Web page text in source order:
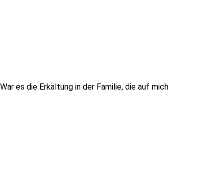
es die Erkältung in der Familie, die auf mich